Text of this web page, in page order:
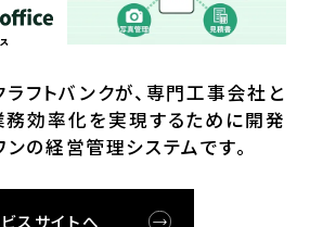
フトバンクが、 専⾨⼯事会社と
効率化を実現するために開発
ンの経営管理システムです。
スサイトへ